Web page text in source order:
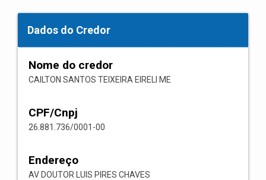
Dados do Credor
Nome do credor
CAILTON SANTOS TEIXEIRA EIRELI ME
CPF/Cnpj
26.881.736/0001-00
Endereço
AV DOUTOR LUIS PIRES CHAVES